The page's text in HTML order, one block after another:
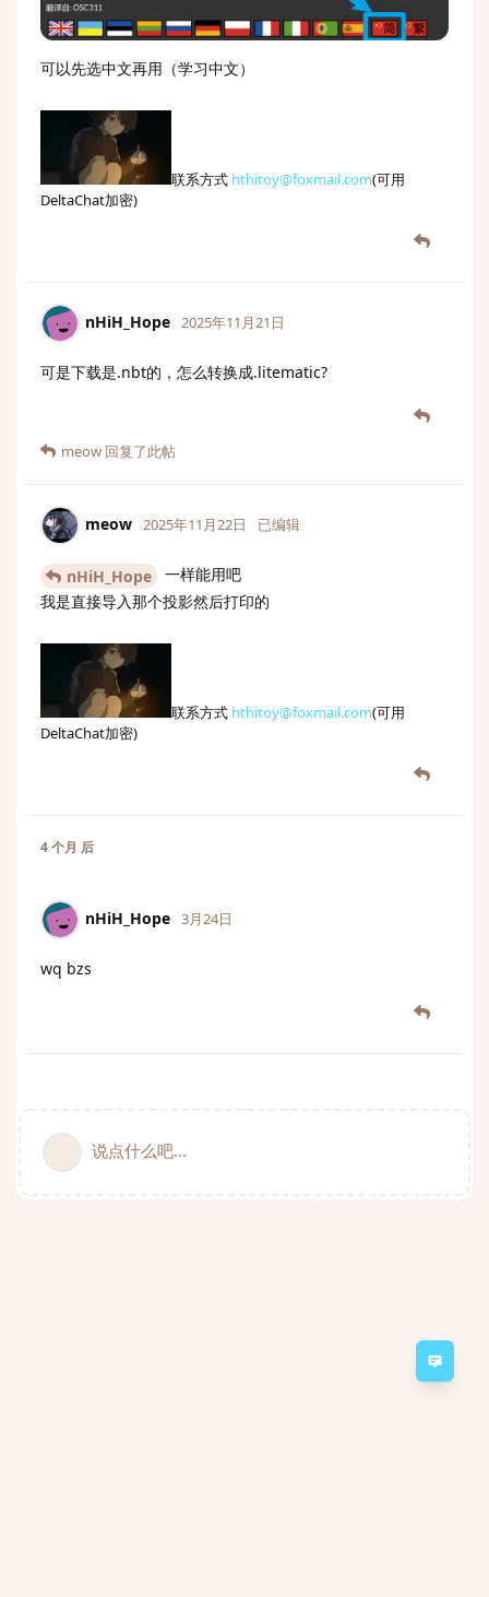
意见
可以先选中文再用（学习中文）
联系方式 hthitoy@foxmail.com(可用
DeltaChat加密)
nHiH_Hope 2025年11月21日
可是下载是.nbt的，怎么转换成.litematic?
meow 回复了此帖
meow 2025年11月22日 已编辑
nHiH_Hope
一样能用吧
我是直接导入那个投影然后打印的
联系方式 hthitoy@foxmail.com(可用
DeltaChat加密)
4 个月 后
nHiH_Hope 3月24日
wq bzs
说点什么吧...